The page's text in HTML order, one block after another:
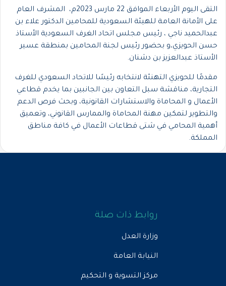
التقى اليوم الأربعاء الموافق 22 مارس 2023م، المشرف العام
على الأمانة العامة للهيئة السعودية للمحامين الدكتور علاء بن
عبدالحميد ناجي ، رئيس مجلس اتحاد الغرف السعودية الأستاذ
حسن الحويزي،و بحضور رئيس لجنة المحامين بمنطقة عسير
الأستاذ عبدالعزيز بن دشنان.
مقدمًا للحويزي التهنئة لانتخابه رئيسًا للاتحاد السعودي للغرف
التجارية، مناقشة سبل التعاون بين الجانبين بما يخدم قطاعي
الأعمال و المحاماة والاستشارات القانونية، وبحث فرص الدعم
والتطوير لتمكين مهنة المحاماة والممارس القانوني، وتعميق
أهمية المحامي في شتى قطاعات الأعمال في كافة مناطق
المملكة.
روابط ذات صلة
وزارة العدل
النيابة العامة
مركز التسوية و التحكيم